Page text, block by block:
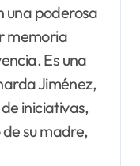
una poderosa
memoria
Es una
Jiménez,
iniciativas,
su madre,